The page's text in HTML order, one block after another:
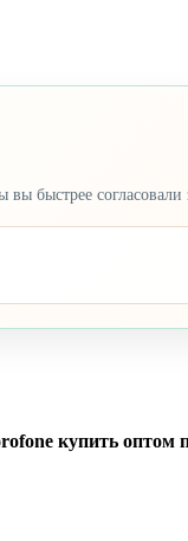
быстрее согласовали
купить оптом